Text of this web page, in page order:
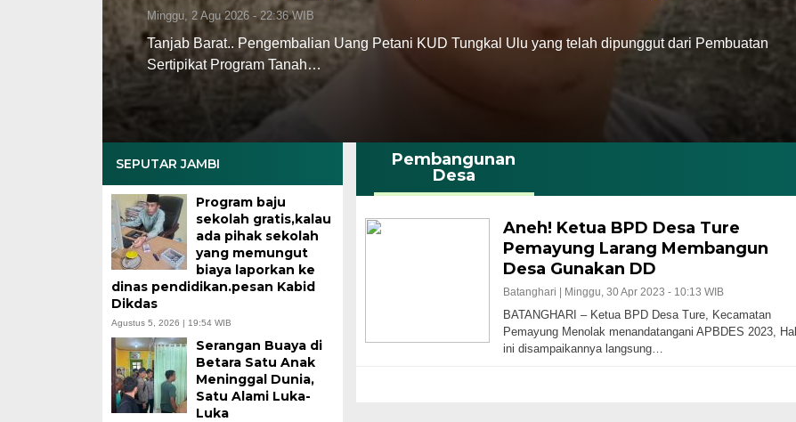
Minggu, 2 Agu 2026 - 22:36 WIB
Tanjab Barat.. Pengembalian Uang Petani KUD Tungkal Ulu yang telah dipunggut dari Pembuatan
Sertipikat Program Tanah…
SEPUTAR JAMBI
Program baju
sekolah gratis,kalau
ada pihak sekolah
yang memungut
biaya laporkan ke
dinas pendidikan.pesan Kabid
Dikdas
Agustus 5, 2026 | 19:54 WIB
Serangan Buaya di
Betara Satu Anak
Meninggal Dunia,
Satu Alami Luka-
Luka
Pembangunan
Desa
Aneh! Ketua BPD Desa Ture
Pemayung Larang Membangun
Desa Gunakan DD
Batanghari | Minggu, 30 Apr 2023 - 10:13 WIB
BATANGHARI – Ketua BPD Desa Ture, Kecamatan
Pemayung Menolak menandatangani APBDES 2023, Hal
ini disampaikannya langsung…